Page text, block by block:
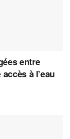
entre
à l’eau